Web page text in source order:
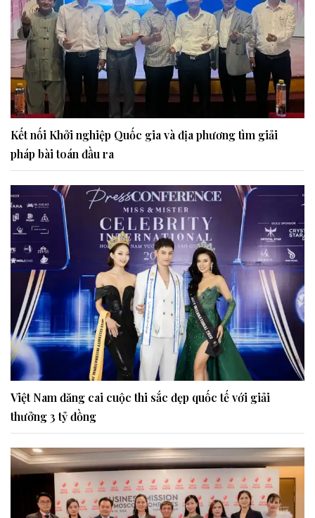
Kết nối Khởi nghiệp Quốc gia và địa phương tìm giải
pháp bài toán đầu ra
Việt Nam đăng cai cuộc thi sắc đẹp quốc tế với giải
thưởng 3 tỷ đồng